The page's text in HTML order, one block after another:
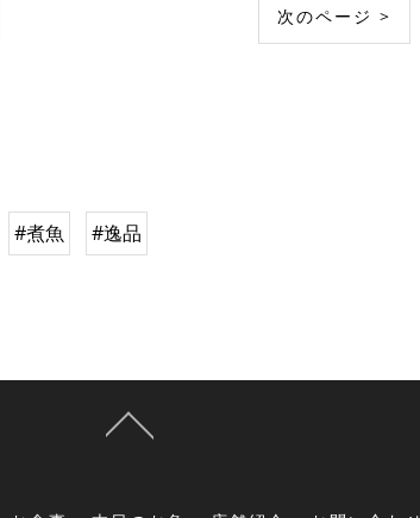
次のページ >
#煮魚 #逸品